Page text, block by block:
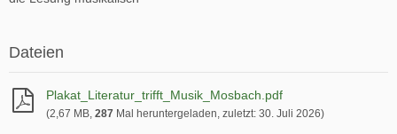
Dateien
Plakat_Literatur_trifft_Musik_Mosbach.pdf
(2,67 MB, 287 Mal heruntergeladen, zuletzt: 30. Juli 2026)